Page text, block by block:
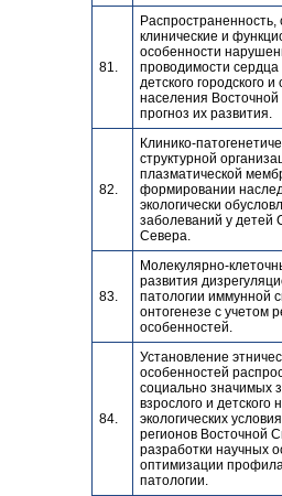
81.
Распространенность,
клинические и
особенности
проводимости сердца
детского городского и
населения
прогноз их развития.
82.
Клинико-
структурной
плазматической
формировании
экологически
заболеваний у детей
Севера.
83.
Молекулярно-
развития
патологии иммунной
онтогенезе с учетом
особенностей.
84.
Установление
особенностей
социально значимых
взрослого и детского
экологических
регионов Восточной
разработки научных
оптимизации
патологии.